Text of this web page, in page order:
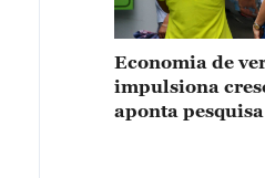
Economia de
impulsiona
aponta